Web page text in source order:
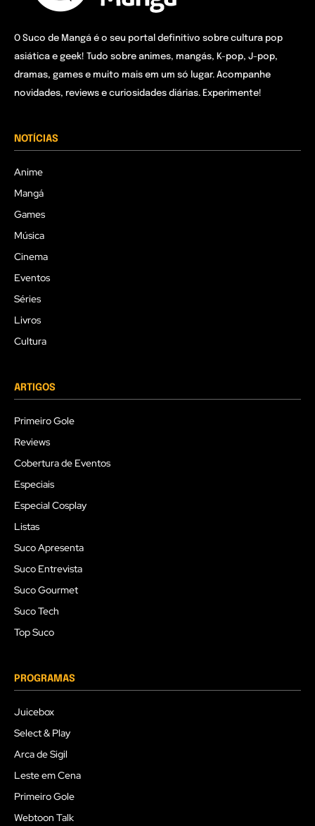
O Suco de Mangá é o seu portal definitivo sobre cultura pop
asiática e geek! Tudo sobre animes, mangás, K-pop, J-pop,
dramas, games e muito mais em um só lugar. Acompanhe
novidades, reviews e curiosidades diárias. Experimente!
NOTÍCIAS
Anime
Mangá
Games
Música
Cinema
Eventos
Séries
Livros
Cultura
ARTIGOS
Primeiro Gole
Reviews
Cobertura de Eventos
Especiais
Especial Cosplay
Listas
Suco Apresenta
Suco Entrevista
Suco Gourmet
Suco Tech
Top Suco
PROGRAMAS
Juicebox
Select & Play
Arca de Sigil
Leste em Cena
Primeiro Gole
Webtoon Talk